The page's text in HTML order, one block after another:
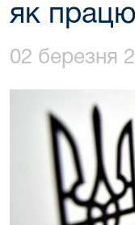
як
02 березня